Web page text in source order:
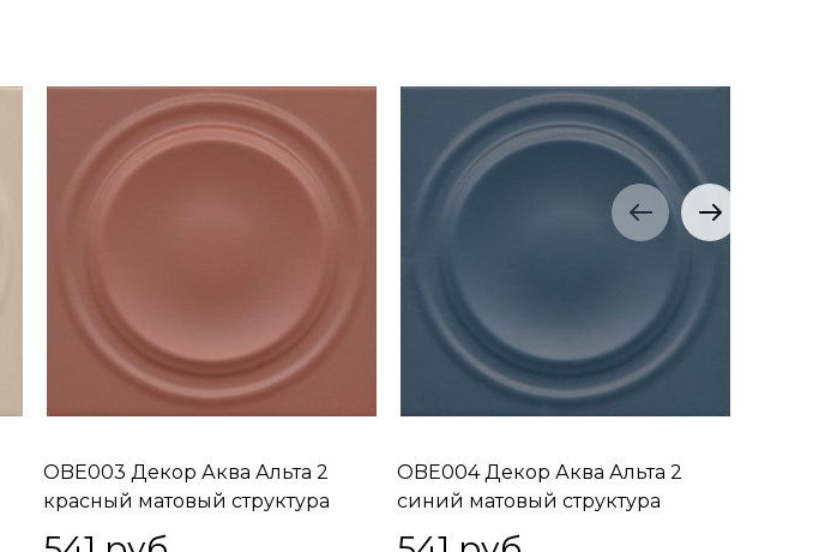
OBE003 Декор Аква Альта 2
красный матовый структура
OBE004 Декор Аква Альта 2
синий матовый структура